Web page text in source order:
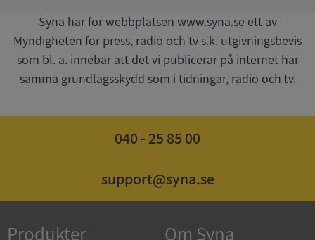
Syna har för webbplatsen www.syna.se ett av
Myndigheten för press, radio och tv s.k. utgivningsbevis
som bl. a. innebär att det vi publicerar på internet har
samma grundlagsskydd som i tidningar, radio och tv.
040 - 25 85 00
support@syna.se
Produkter Om Syna
Corporation
upplysningar.syna.se
CookieScriptConsent
.syna.se
månad